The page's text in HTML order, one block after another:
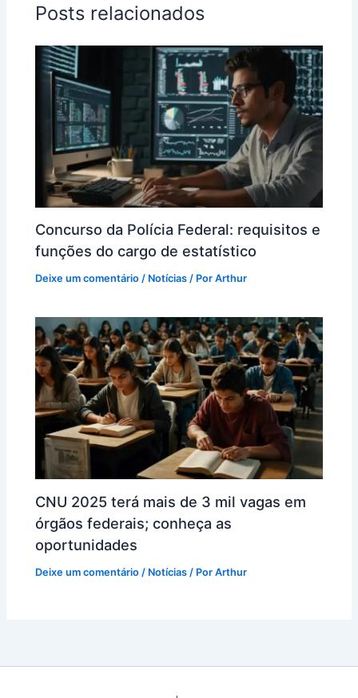
Posts relacionados
Concurso da Polícia Federal: requisitos e
funções do cargo de estatístico
Deixe um comentário / Notícias / PorArthur
CNU 2025 terá mais de 3 mil vagas em
órgãos federais; conheça as
oportunidades
Deixe um comentário / Notícias / PorArthur